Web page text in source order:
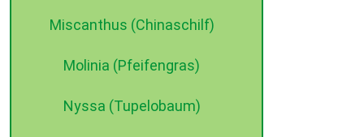
Miscanthus (Chinaschilf)
Molinia (Pfeifengras)
Nyssa (Tupelobaum)